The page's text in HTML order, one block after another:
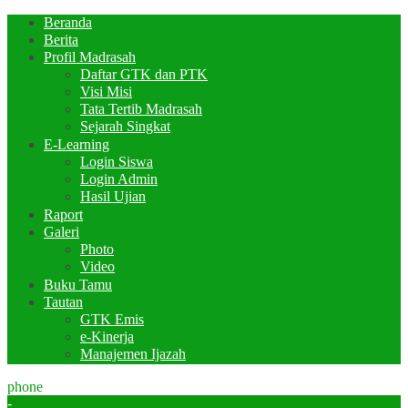
Beranda
Berita
Profil Madrasah
Daftar GTK dan PTK
Visi Misi
Tata Tertib Madrasah
Sejarah Singkat
E-Learning
Login Siswa
Login Admin
Hasil Ujian
Raport
Galeri
Photo
Video
Buku Tamu
Tautan
GTK Emis
e-Kinerja
Manajemen Ijazah
phone
-